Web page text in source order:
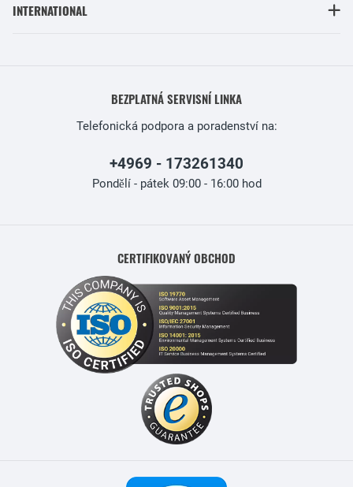
INTERNATIONAL
BEZPLATNÁ SERVISNÍ LINKA
Telefonická podpora a poradenství na:
+4969 - 173261340
Pondělí - pátek 09:00 - 16:00 hod
CERTIFIKOVANÝ OBCHOD